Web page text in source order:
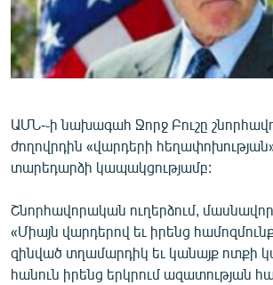
ՄՇԱԿՈՒՅԹ
ՍՊՈՐՏ
ՄԵԿՆԱԲԱՆՈՒԹՅՈՒՆ
ԿՈՐՈՆԱՎԻՐՈՒՍ
ԱՐԽԻՎ
ՏԵՍԱՆՅՈՒԹԵՐ
ԲԱՆԱՎԵՃ
ՁԳՏԵԼՈՎ ԼԱՎԱԳՈՒՅՆԻՆ
ԱՄՆ-֊ի նախագահ Ջորջ Բուշը
ժողովրդին «վարդերի
տարեդարձի կապակցությամբ:
Շնորհավորական ուղերձում,
«Միայն վարդերով եւ իրենց
զինված տղամարդիկ եւ կանայք ոտքի
հանուն իրենց երկրում ազատության